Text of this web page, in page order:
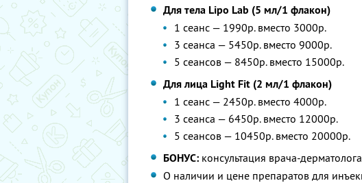
Для тела Lipo Lab (5 мл/1 флакон)
1 сеанс — 1990р. вместо 3000р.
3 сеанса — 5450р. вместо 9000р.
5 сеансов — 8450р. вместо 15000р.
Для лица Light Fit (2 мл/1 флакон)
1 сеанс — 2450р. вместо 4000р.
3 сеанса — 6450р. вместо 12000р.
5 сеансов — 10450р. вместо 20000р.
БОНУС: консультация врача-
О наличии и цене препаратов для